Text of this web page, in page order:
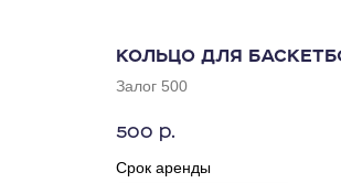
КОЛЬЦО ДЛЯ
Залог 500
500 р.
Срок аренды